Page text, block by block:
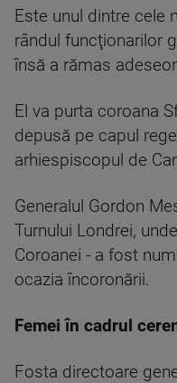
Este unul dintre cele
rândul funcţionarilor
însă a rămas
El va purta coroana
depusă pe capul
arhiespiscopul de
Generalul Gordon
Turnului Londrei,
Coroanei - a fost
ocazia încoronării.
Femei în cadrul
Fosta directoare